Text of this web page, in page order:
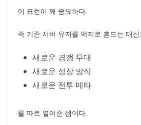
이 표현이 꽤 중요하다.
즉 기존 서버 유저를 억지로 흔드는 대신:
새로운 경쟁 무대
새로운 성장 방식
새로운 전투 메타
를 따로 열어준 셈이다.